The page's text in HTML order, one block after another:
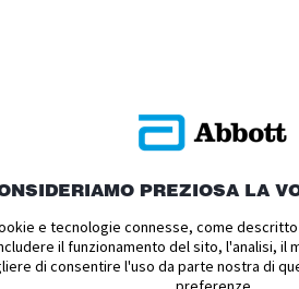
PREZIOSA LA
e tecnologie connesse, come
il funzionamento del sito, l'analisi, il
di consentire l'uso da parte nostra di